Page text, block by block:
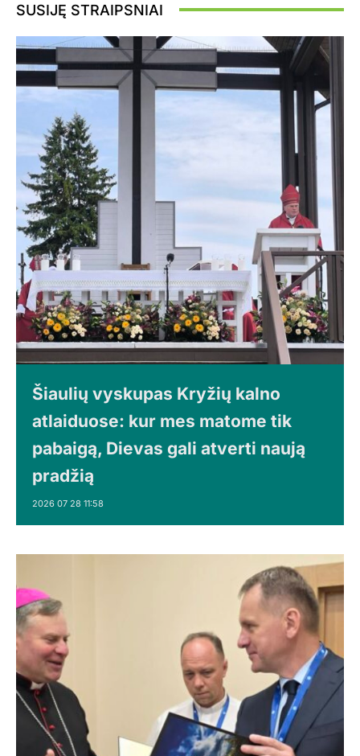
SUSIJĘ STRAIPSNIAI
Šiaulių vyskupas Kryžių kalno
atlaiduose: kur mes matome tik
pabaigą, Dievas gali atverti naują
pradžią
2026 07 28 11:58